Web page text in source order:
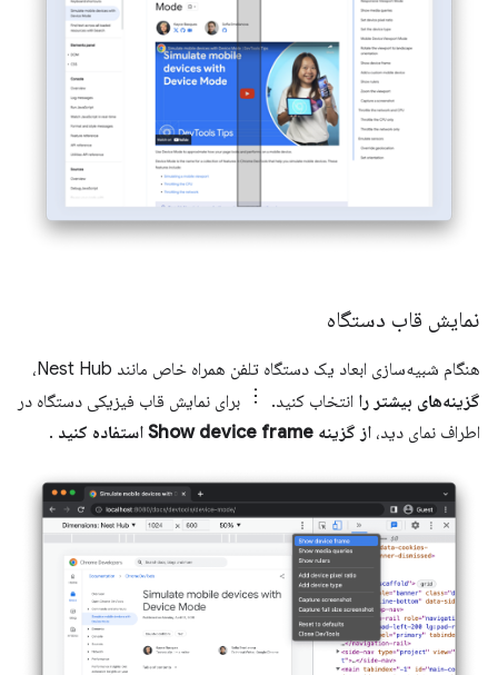
نمایش قاب دستگاه
هنگام شبیه‌سازی ابعاد یک دستگاه تلفن همراه خاص مانند Nest Hub،
گزینه‌های بیشتر را انتخاب کنید.
برای نمایش قاب فیزیکی دستگاه در
اطراف نمای دید، از گزینه Show device frame استفاده کنید .